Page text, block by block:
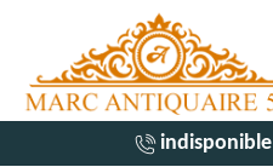
indisponible